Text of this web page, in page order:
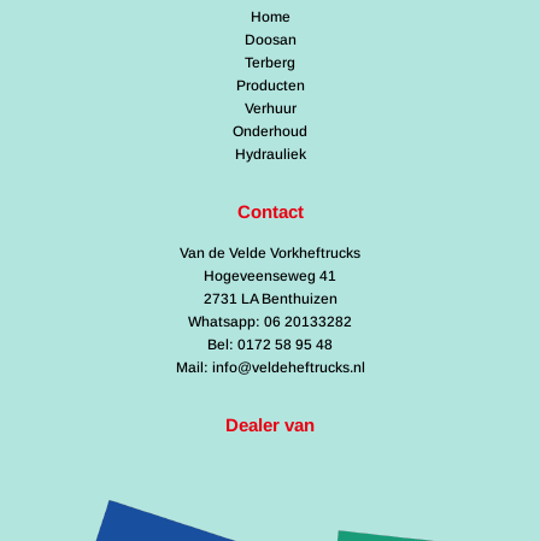
Home
Doosan
Terberg
Producten
Verhuur
Onderhoud
Hydrauliek
Contact
Van de Velde Vorkheftrucks
Hogeveenseweg 41
2731 LA Benthuizen
Whatsapp: 06 20133282
Bel: 0172 58 95 48
Mail: info@veldeheftrucks.nl
Dealer van